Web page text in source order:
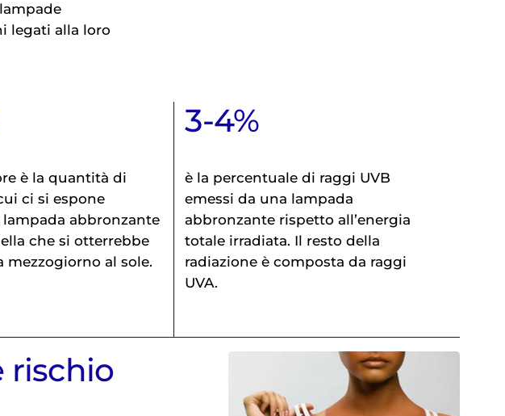
legati alla loro
è la quantità di
ci si espone
abbronzante
che si otterrebbe
mezzogiorno al sole.
3-4%
è la percentuale di raggi UVB
emessi da una lampada
abbronzante rispetto all’energia
totale irradiata. Il resto della
radiazione è composta da raggi
UVA.
rischio